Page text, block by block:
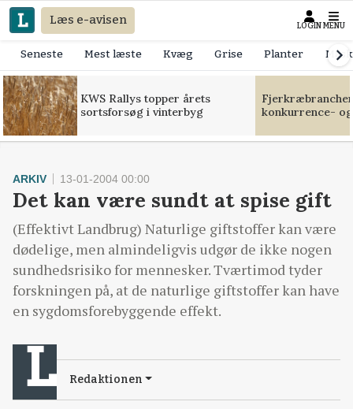
Læs e-avisen LOGIN MENU
Seneste Mest læste Kvæg Grise Planter
KWS Rallys topper årets
sortsforsøg i vinterbyg
konkurrence-
ARKIV 13-01-2004 00:00
Det kan være sundt at spise gift
(Effektivt Landbrug) Naturlige giftstoffer kan være
dødelige, men almindeligvis udgør de ikke nogen
sundhedsrisiko for mennesker. Tværtimod tyder
forskningen på, at de naturlige giftstoffer kan have
en sygdomsforebyggende effekt.
Redaktionen